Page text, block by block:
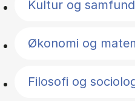
Kultur og samfund
Økonomi og
Filosofi og